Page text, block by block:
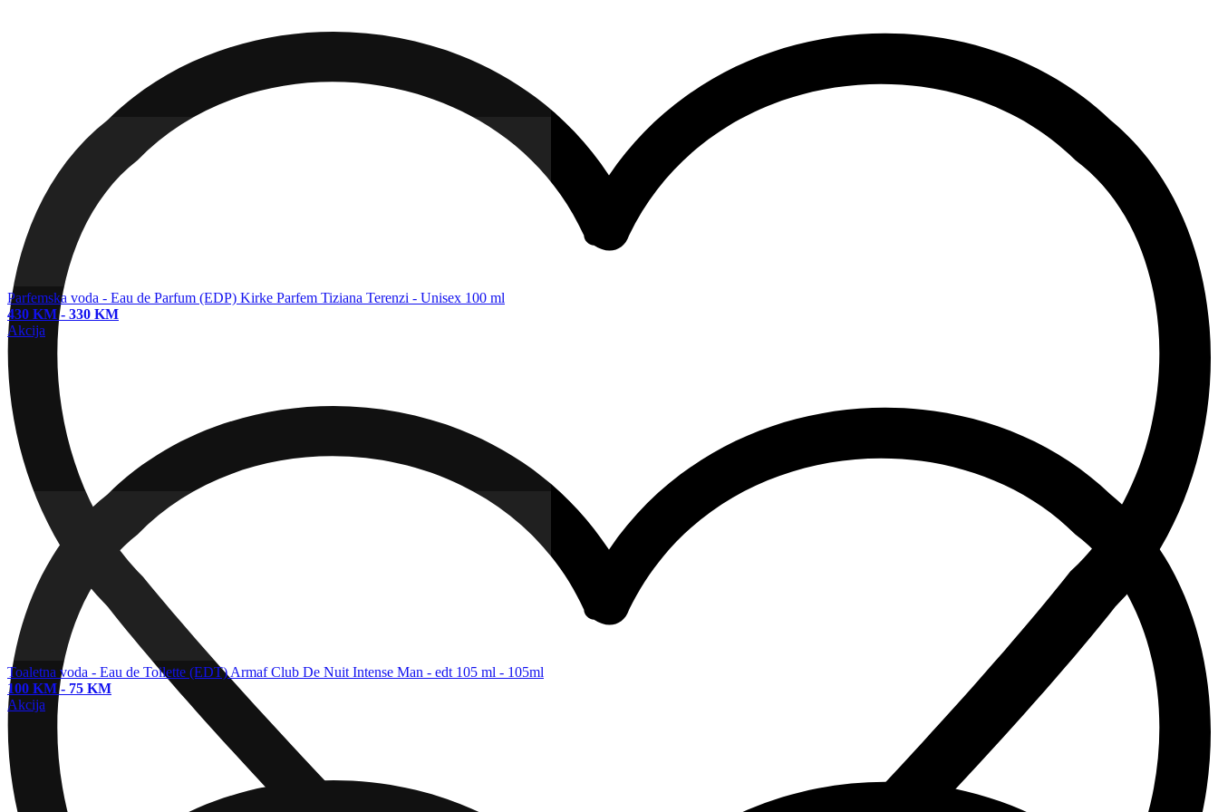
Parfemska voda - Eau de Parfum (EDP) Kirke Parfem Tiziana Terenzi - Unisex 100 ml
430 KM- 330 KM
Akcija
Toaletna voda - Eau de Toilette (EDT) Armaf Club De Nuit Intense Man - edt 105 ml - 105ml
100 KM- 75 KM
Akcija